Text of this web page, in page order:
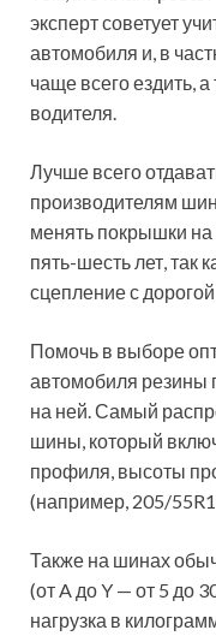
эксперт советует
автомобиля и, в
чаще всего ездить,
водителя.
Лучше всего
производителям
менять покрышки
пять-шесть лет, так
сцепление с
Помочь в выборе
автомобиля резины
на ней. Самый
шины, который
профиля, высоты
(например, 205/
Также на шинах
(от A до Y — от 5 до
нагрузка в